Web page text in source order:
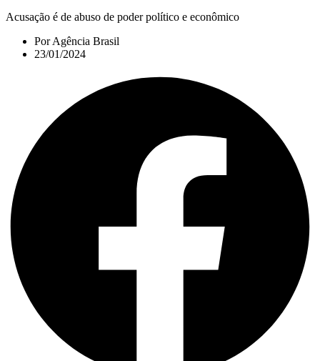
Acusação é de abuso de poder político e econômico
PorAgência Brasil
23/01/2024